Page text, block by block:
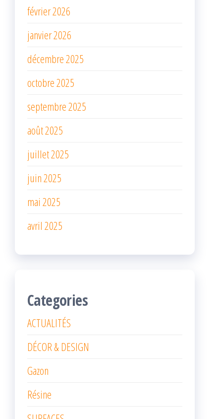
février 2026
janvier 2026
décembre 2025
octobre 2025
septembre 2025
août 2025
juillet 2025
juin 2025
mai 2025
avril 2025
Categories
ACTUALITÉS
DÉCOR & DESIGN
Gazon
Résine